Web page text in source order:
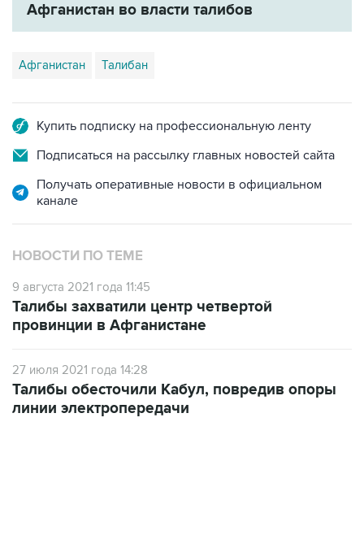
Афганистан во власти талибов
Афганистан Талибан
Купить подписку на профессиональную ленту
Подписаться на рассылку главных новостей сайта
Получать оперативные новости в официальном
канале
НОВОСТИ ПО ТЕМЕ
9 августа 2021 года 11:45
Талибы захватили центр четвертой
провинции в Афганистане
27 июля 2021 года 14:28
Талибы обесточили Кабул, повредив опоры
линии электропередачи